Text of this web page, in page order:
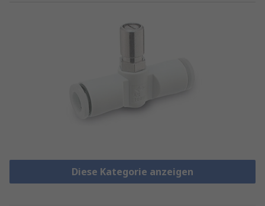
Diese Kategorie anzeigen